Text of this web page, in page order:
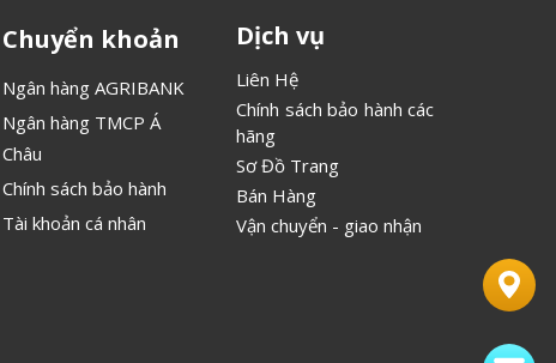
Chuyển khoản
Ngân hàng AGRIBANK
Ngân hàng TMCP Á
Châu
Chính sách bảo hành
Tài khoản cá nhân
Dịch vụ
Liên Hệ
Chính sách bảo hành các
hãng
Sơ Đồ Trang
Bán Hàng
Vận chuyển - giao nhận